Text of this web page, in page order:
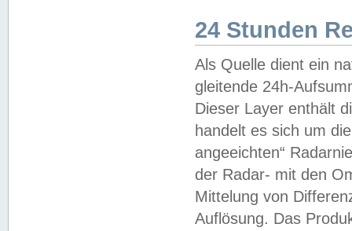
24 Stunden
Als Quelle dient ein
gleitende 24h-
Dieser Layer enthält
handelt es sich um
angeeichten“
der Radar- mit den
Mittelung von
Auflösung. Das